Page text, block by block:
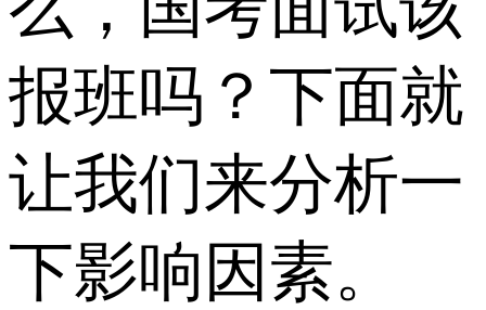
报班吗？下面就
让我们来分析一
下影响因素。